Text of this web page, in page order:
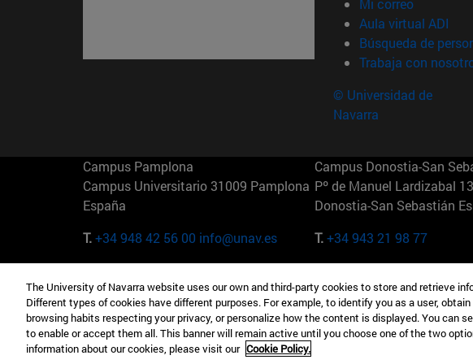
Mi correo
Aula virtual ADI
Búsqueda de
Trabaja con
© Universidad de
Navarra
Campus Pamplona
Campus Universitario 31009 Pamplona
España
T.+34 948 42 56 00 info@unav.es
Campus Donostia-San
Pº de Manuel Lardizabal
Donostia-San Sebastián
T.+34 943 21 98 77
Camino del Cerro Águila 3 28023
Madrid España
T.+34 912 11 30 00
165 W 57th St 10019-2201
EE.UU
T.+1 646 346 8850
The University of Navarra website uses our own and third-party cookies to store and retrieve
Different types of cookies have different purposes. For example, to identify you as a user,
browsing habits respecting your privacy, or personalize how the content is displayed. You can
to enable or accept them all. This banner will remain active until you choose one of the two
information about our cookies, please visit our Cookie Policy.